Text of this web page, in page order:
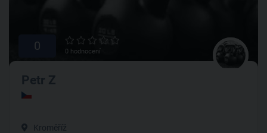
0 0 hodnocení
Petr Z
Kroměříž